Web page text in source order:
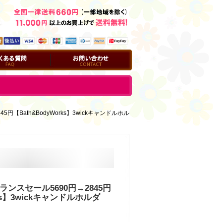
お問い合わせ
【Bath&BodyWorks】3wickキャンドルホル
ンスセール5690円→2845円
3wickキャンドルホルダ